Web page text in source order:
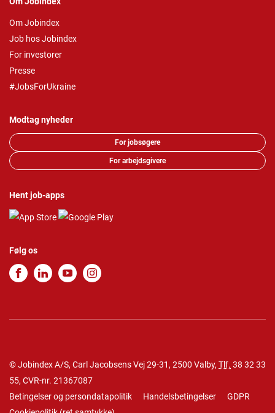
Om Jobindex
Job hos Jobindex
For investorer
Presse
#JobsForUkraine
Modtag nyheder
For jobsøgere
For arbejdsgivere
Hent job-apps
Følg os
© Jobindex A/S, Carl Jacobsens Vej 29-31, 2500 Valby, Tlf. 38 32 33
55, CVR-nr. 21367087
Betingelser og persondatapolitik
Handelsbetingelser
GDPR